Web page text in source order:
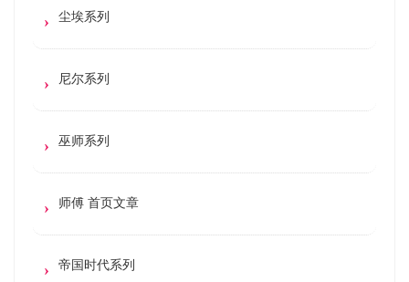
尘埃系列
尼尔系列
巫师系列
师傅 首页文章
帝国时代系列